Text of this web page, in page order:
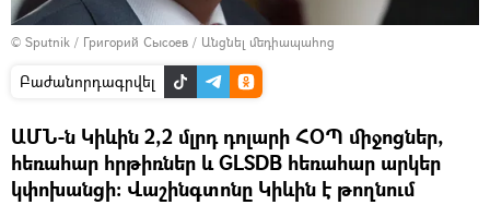
© Sputnik / Григорий Сысоев / Անցնել մեդիապահոց
Բաժանորդագրվել
ԱՄՆ-ն Կիևին 2,2 մլրդ դոլարի ՀՕՊ միջոցներ,
հեռահար հրթիռներ և GLSDB հեռահար արկեր
կփոխանցի: Վաշինգտոնը Կիևին է թողնում